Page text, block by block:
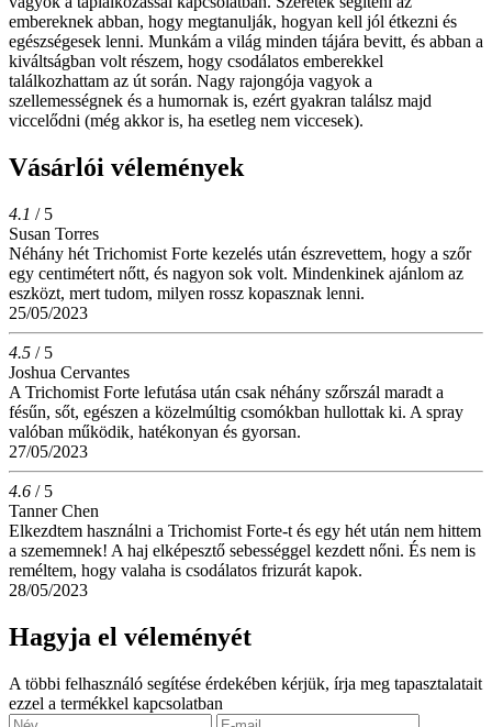
embereknek abban, hogy megtanulják, hogyan kell jól étkezni és
egészségesek lenni. Munkám a világ minden tájára bevitt, és abban a
kiváltságban volt részem, hogy csodálatos emberekkel
találkozhattam az út során. Nagy rajongója vagyok a
szellemességnek és a humornak is, ezért gyakran találsz majd
viccelődni (még akkor is, ha esetleg nem viccesek).
Vásárlói vélemények
4.1 / 5
Susan Torres
Néhány hét Trichomist Forte kezelés után észrevettem, hogy a szőr
egy centimétert nőtt, és nagyon sok volt. Mindenkinek ajánlom az
eszközt, mert tudom, milyen rossz kopasznak lenni.
25/05/2023
4.5 / 5
Joshua Cervantes
A Trichomist Forte lefutása után csak néhány szőrszál maradt a
fésűn, sőt, egészen a közelmúltig csomókban hullottak ki. A spray
valóban működik, hatékonyan és gyorsan.
27/05/2023
4.6 / 5
Tanner Chen
Elkezdtem használni a Trichomist Forte-t és egy hét után nem hittem
a szememnek! A haj elképesztő sebességgel kezdett nőni. És nem is
reméltem, hogy valaha is csodálatos frizurát kapok.
28/05/2023
Hagyja el véleményét
A többi felhasználó segítése érdekében kérjük, írja meg tapasztalatait
ezzel a termékkel kapcsolatban